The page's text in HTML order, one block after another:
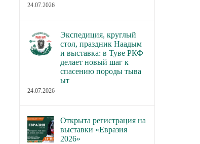
24.07.2026
Экспедиция, круглый
стол, праздник Наадым
и выставка: в Туве РКФ
делает новый шаг к
спасению породы тыва
ыт
24.07.2026
Открыта регистрация на
выставки «Евразия
2026»